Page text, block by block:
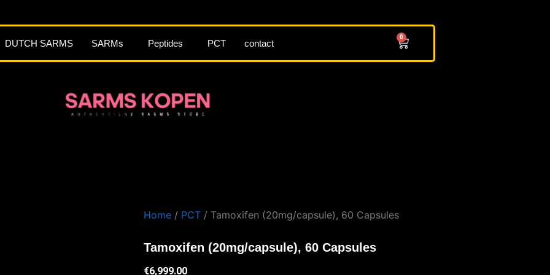
DUTCH SARMS SARMs Peptides PCT contact
0
Cart
Home / PCT / Tamoxifen (20mg/capsule), 60 Capsules
Tamoxifen (20mg/capsule), 60 Capsules
€6,999.00